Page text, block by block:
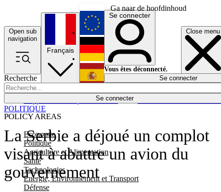
Ga naar de hoofdinhoud
Open sub
navigation
Close menu
Recherche
Se connecter
POLICY AREAS
Economie
Politique
Agriculture et Alimentation
Santé
Technologies
Energie, Environnement et Transport
Défense
Économie
Français
English
Deutsch
Español
Se connecter
Vous êtes déconnecté.
Se connecter
La Serbie a déjoué un complot
visant à abattre un avion du
gouvernement
POLITIQUE